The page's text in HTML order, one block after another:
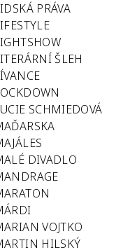
PRÁVA
ŠLEH
SCHMIEDOVÁ
DIVADLO
VOJTKO
HILSKÝ